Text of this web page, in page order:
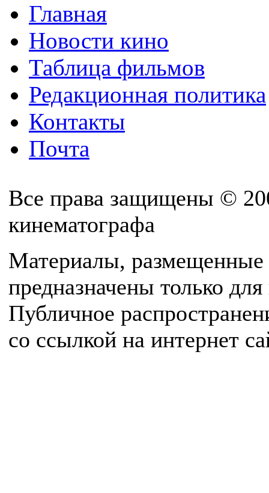
Главная
Новости кино
Таблица фильмов
Редакционная политика
Контакты
Почта
Все права защищены ©
кинематографа
Материалы, размещенные
предназначены только
Публичное
со ссылкой на интернет